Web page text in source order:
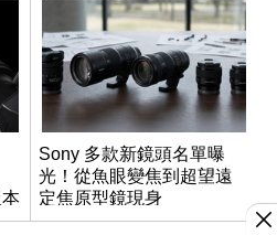
Sony 多款新鏡頭名單曝
光！從魚眼變焦到超望遠
定焦原型鏡現身